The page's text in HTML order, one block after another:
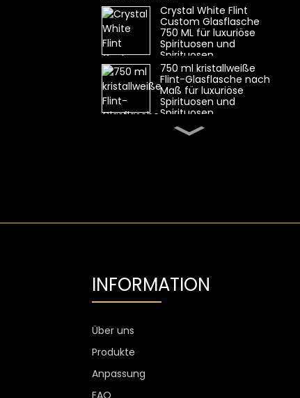
Crystal White Flint
Custom Glasflasche
750 ML für luxuriöse
Spirituosen und
Spirituosen
750 ml kristallweiße
Flint-Glasflasche nach
Maß für luxuriöse
Spirituosen und
Spirituosen
Ovale 700-ml-
Spirituosenflaschen
Kundenspezifischer
INFORMATION
Über uns
Produkte
Anpassung